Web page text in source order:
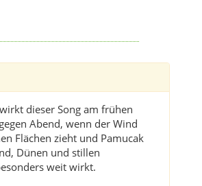
dieser Song am frühen
Abend, wenn der Wind
Flächen zieht und Pamucak
Dünen und stillen
weit wirkt.